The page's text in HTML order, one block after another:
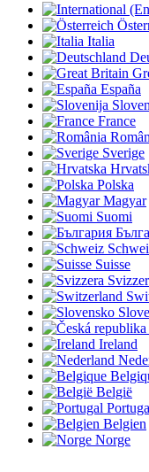
Italia
España
France
Sverige
Polska
Magyar
Suomi
Suisse
Ireland
België
Belgien
Norge